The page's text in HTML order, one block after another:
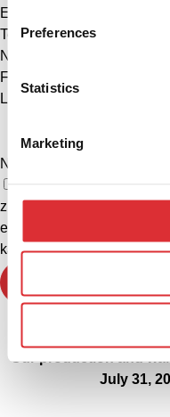
Preferences
Statistics
Marketing
E-Mail
Telefonnummer
Name der Firma
Firmenanschrift (PLZ und
Land
Nachricht
zu Produkten, Neuigkeiten
erhalten. Mir ist bewusst,
kann.
Our production and
July 31,